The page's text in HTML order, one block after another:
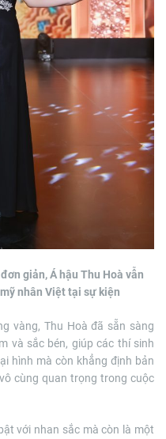
giản, Á hậu Thu Hoà vẫn
nhân Việt tại sự kiện
vàng, Thu Hoà đã sẵn sàng
và sắc bén, giúp các thí sinh
hình mà còn khẳng định bản
cùng quan trọng trong cuộc
với nhan sắc mà còn là một